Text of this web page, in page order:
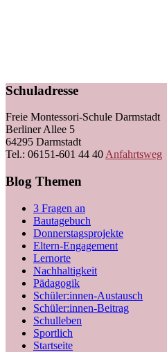
Schuladresse
Freie Montessori-Schule Darmstadt
Berliner Allee 5
64295 Darmstadt
Tel.: 06151-601 44 40 Anfahrtsweg
Blog Themen
3 Fragen an
Bautagebuch
Donnerstagsprojekte
Eltern-Engagement
Lernorte
Nachhaltigkeit
Pädagogik
Schüler:innen-Austausch
Schüler:innen-Beitrag
Schulleben
Sportlich
Startseite